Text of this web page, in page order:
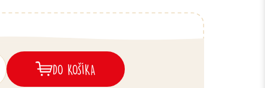
DO KOŠÍKA